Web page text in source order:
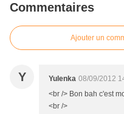
Commentaires
Ajouter un
Y Yulenka 08/09/2012
<br /> Bon bah c'est
<br />